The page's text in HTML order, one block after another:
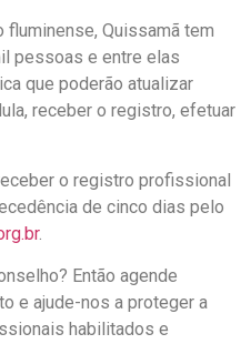
Quissamã tem
pessoas e entre elas
que poderão atualizar
receber o registro, efetuar
o registro profissional
de cinco dias pelo
.
Então agende
e ajude-nos a proteger a
habilitados e